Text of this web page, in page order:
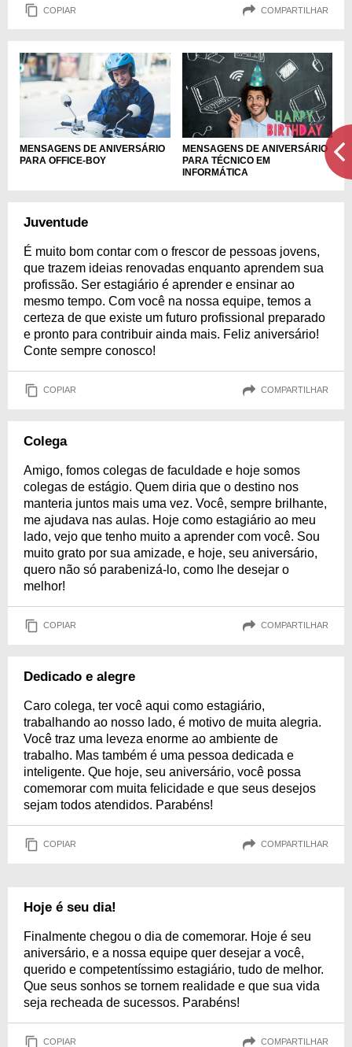
COPIAR COMPARTILHAR
MENSAGENS DE ANIVERSÁRIO
PARA OFFICE-BOY
MENSAGENS DE ANIVERSÁRIO
PARA TÉCNICO EM
INFORMÁTICA
Juventude
É muito bom contar com o frescor de pessoas jovens,
que trazem ideias renovadas enquanto aprendem sua
profissão. Ser estagiário é aprender e ensinar ao
mesmo tempo. Com você na nossa equipe, temos a
certeza de que existe um futuro profissional preparado
e pronto para contribuir ainda mais. Feliz aniversário!
Conte sempre conosco!
COPIAR COMPARTILHAR
Colega
Amigo, fomos colegas de faculdade e hoje somos
colegas de estágio. Quem diria que o destino nos
manteria juntos mais uma vez. Você, sempre brilhante,
me ajudava nas aulas. Hoje como estagiário ao meu
lado, vejo que tenho muito a aprender com você. Sou
muito grato por sua amizade, e hoje, seu aniversário,
quero não só parabenizá-lo, como lhe desejar o
melhor!
COPIAR COMPARTILHAR
Dedicado e alegre
Caro colega, ter você aqui como estagiário,
trabalhando ao nosso lado, é motivo de muita alegria.
Você traz uma leveza enorme ao ambiente de
trabalho. Mas também é uma pessoa dedicada e
inteligente. Que hoje, seu aniversário, você possa
comemorar com muita felicidade e que seus desejos
sejam todos atendidos. Parabéns!
COPIAR COMPARTILHAR
Hoje é seu dia!
Finalmente chegou o dia de comemorar. Hoje é seu
aniversário, e a nossa equipe quer desejar a você,
querido e competentíssimo estagiário, tudo de melhor.
Que seus sonhos se tornem realidade e que sua vida
seja recheada de sucessos. Parabéns!
COPIAR COMPARTILHAR